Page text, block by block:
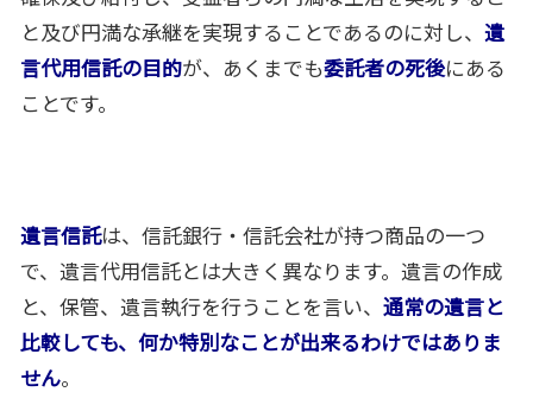
と及び円満な承継を実現することであるのに対し、 遺
言代用信託の目的が、あくまでも委託者の死後にある
ことです。
遺言信託は、信託銀行・信託会社が持つ商品の一つ
で、遺言代用信託とは大きく異なります。遺言の作成
と、保管、遺言執行を行うことを言い、 通常の遺言と
比較しても、何か特別なことが出来るわけではありま
せん。